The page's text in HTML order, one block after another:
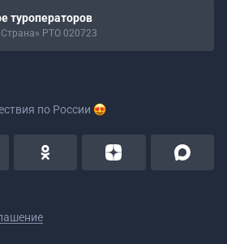
туроператоров
РТО 020723
по России